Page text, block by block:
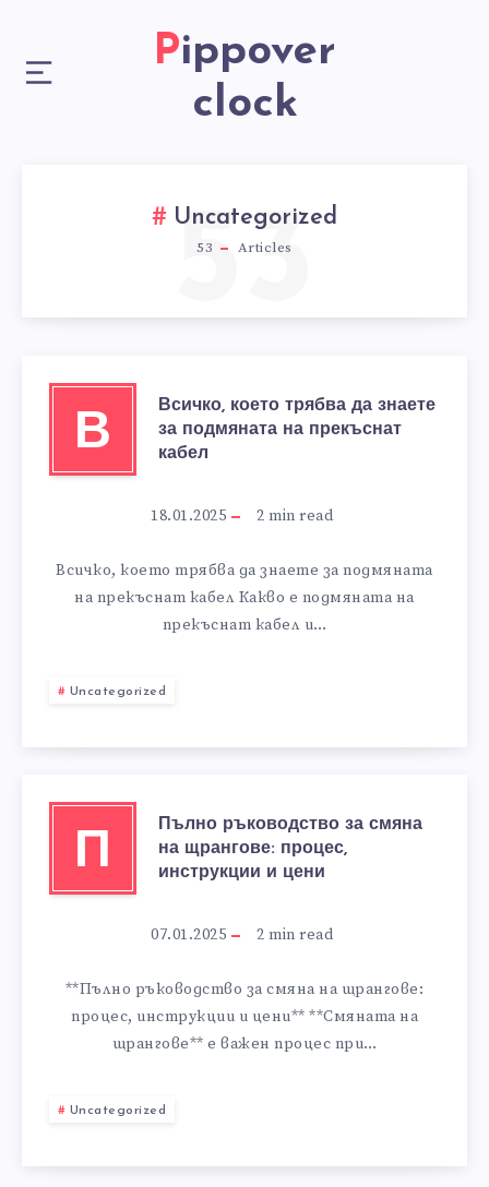
Pippover
clock
Uncategorized
53 Articles
53
В
Всичко, което трябва да знаете
за подмяната на прекъснат
кабел
18.01.2025 2 min read
Всичко, което трябва да знаете за подмяната
на прекъснат кабел Какво е подмяната на
прекъснат кабел и…
Uncategorized
П
Пълно ръководство за смяна
на щрангове: процес,
инструкции и цени
07.01.2025 2 min read
**Пълно ръководство за смяна на щрангове:
процес, инструкции и цени** **Смяната на
щрангове** е важен процес при…
Uncategorized